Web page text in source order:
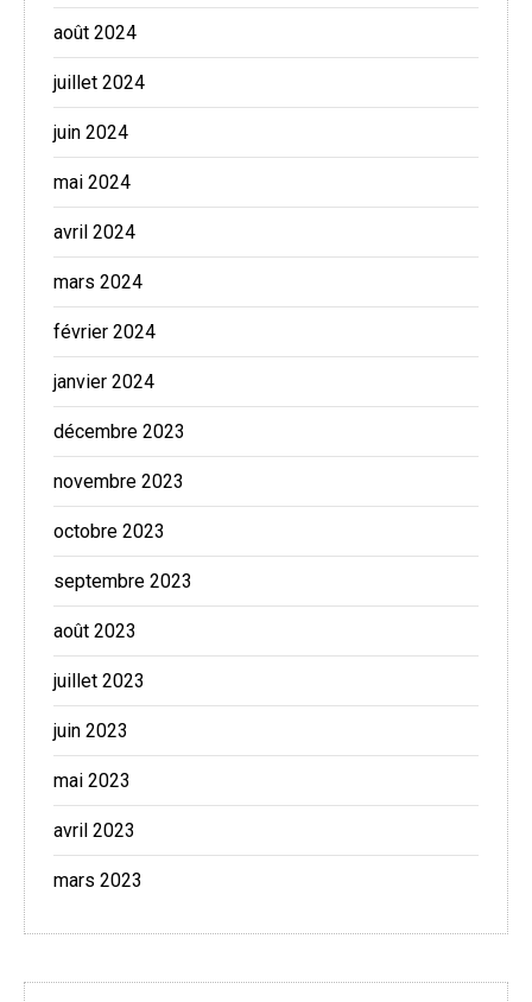
août 2024
juillet 2024
juin 2024
mai 2024
avril 2024
mars 2024
février 2024
janvier 2024
décembre 2023
novembre 2023
octobre 2023
septembre 2023
août 2023
juillet 2023
juin 2023
mai 2023
avril 2023
mars 2023